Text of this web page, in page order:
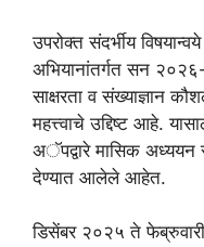
उपरोक्त संदर्भीय
अभियानांतर्गत सन २०२६-
साक्षरता व संख्याज्ञान
महत्त्वाचे उद्दिष्ट आहे.
अॅपद्वारे मासिक अध्ययन
देण्यात आलेले आहेत.
डिसेंबर २०२५ ते